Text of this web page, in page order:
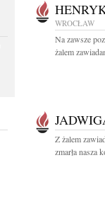
WROCŁAW
Na zawsze
żalem
Z żalem
zmarła nasza